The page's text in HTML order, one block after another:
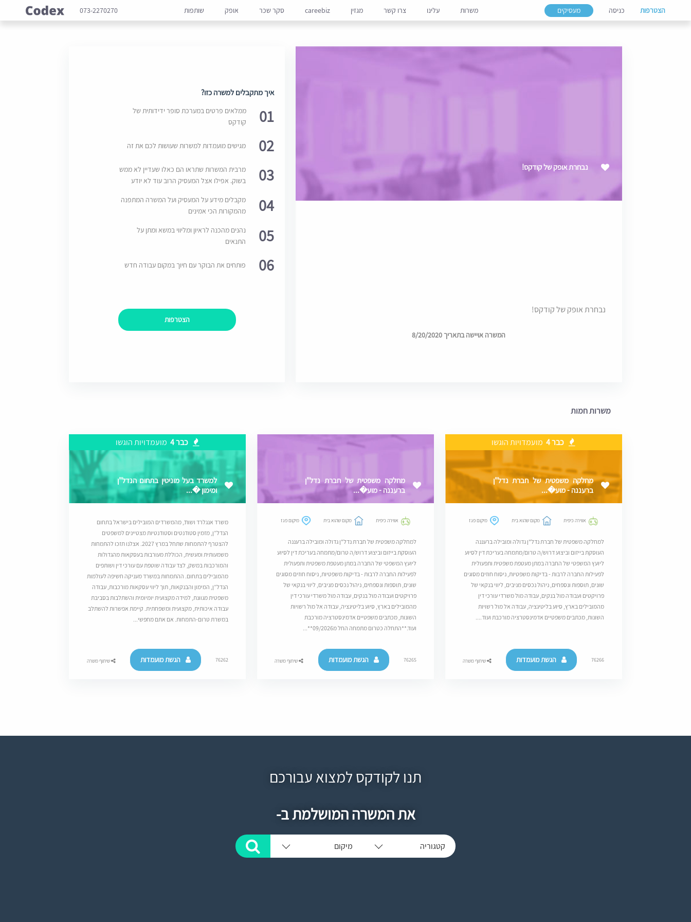
הצטרפות כניסה מעסיקים משרות עלינו צרו קשר מגזין careebiz סקר שכר אופק שותפות 073-2270270
נבחרת אופק של קודקס!
נבחרת אופק של קודקס!
המשרה אויישה בתאריך 8/20/2020
איך מתקבלים למשרה כזו?
01
ממלאים פרטים במערכת סופר ידידותית של
קודקס
02 מגישים מועמדות למשרות שעושות לכם את זה
03
מרבית המשרות שתראו הם כאלו שעדיין לא ממש
בשוק. אפילו אצל המעסיק הרוב עוד לא יודע
04
מקבלים מידע על המעסיק ועל המשרה המתפנה
מהמקורות הכי אמינים
05
נהנים מהכנה לראיון ומליווי במשא ומתן על
התנאים
06 פותחים את הבוקר עם חיוך במקום עבודה חדש
הצטרפות
משרות חמות
כבר 4 מועמדויות הוגשו
מחלקה משפטית של חברת נדל"ן
ברעננה - מוע�...
אווירה כיפית מקום שהוא בית מיקום פגז
למחלקה משפטית של חברת נדל"ן גדולה ומובילה ברעננה
העוסקת בייזום וביצוע דרוש/ה טרום/מתמחה בעריכת דין לסיוע
ליועץ המשפטי של החברה במתן מעטפת משפטית ותפעולית
לפעילות החברה לרבות - בדיקות משפטיות, ניסוח חוזים מסוגים
שונים, תוספות ונספחים, ניהול נכסים מניבים, ליווי בנקאי של
פרויקטים ועבודה מול בנקים, עבודה מול משרדי עורכי דין
מהמובילים בארץ, סיוע בליטיגציה, עבודה אל מול רשויות
השונות, מכתבים משפטיים אדמינסטרציה מורכבת ועוד....
76266 הגשת מועמדות שיתוף משרה
מחלקה משפטית של חברת נדל"ן
ברעננה - מוע�...
אווירה כיפית מקום שהוא בית מיקום פגז
למחלקה משפטית של חברת נדל"ן גדולה ומובילה ברעננה
העוסקת בייזום וביצוע דרוש/ה טרום/מתמחה בעריכת דין לסיוע
ליועץ המשפטי של החברה במתן מעטפת משפטית ותפעולית
לפעילות החברה לרבות - בדיקות משפטיות, ניסוח חוזים מסוגים
שונים, תוספות ונספחים, ניהול נכסים מניבים, ליווי בנקאי של
פרויקטים ועבודה מול בנקים, עבודה מול משרדי עורכי דין
מהמובילים בארץ, סיוע בליטיגציה, עבודה אל מול רשויות
השונות, מכתבים משפטיים אדמינסטרציה מורכבת
ועוד.**התחלה כטרום מתמחה החל מ09/2026**...
76265 הגשת מועמדות שיתוף משרה
כבר 4 מועמדויות הוגשו
למשרד בעל מוניטין בתחום הנדל"ן
ומימון �...
משרד אנגלרד ושות’, מהמשרדים המובילים בישראל בתחום
הנדל”ן, מזמין סטודנטים וסטודנטיות מצטיינים למשפטים
להצטרף להתמחות שתחל במרץ 2027. אצלנו תזכו להתמחות
משמעותית ומעשית, הכוללת מעורבות בעסקאות מהגדולות
והמורכבות במשק, לצד עבודה שוטפת עם עורכי דין ושותפים
מהמובילים בתחום. ההתמחות במשרד מעניקה חשיפה לעולמות
הנדל”ן, המימון והבנקאות, תוך ליווי עסקאות מורכבות, עבודה
משפטית מגוונת, למידה מקצועית יומיומית והשתלבות בסביבת
עבודה איכותית, מקצועית ומשפחתית. קיימת אפשרות להשתלב
במשרת טרום-התמחות. אם אתם מחפשי...
76262 הגשת מועמדות שיתוף משרה
תנו לקודקס למצוא עבורכם
את המשרה המושלמת ב-
קטגוריה מיקום